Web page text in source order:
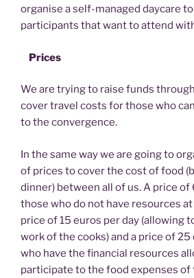
organise a self-managed daycare
participants that want to attend
Prices
We are trying to raise funds
cover travel costs for those who
to the convergence.
In the same way we are going to
of prices to cover the cost of food
dinner) between all of us. A price of
those who do not have resources
price of 15 euros per day (allowing
work of the cooks) and a price of
who have the financial resources
participate to the food expenses